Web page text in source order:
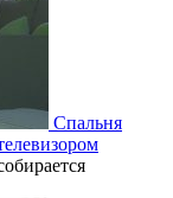
Спальня